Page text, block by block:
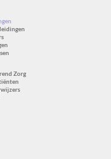
Zorg